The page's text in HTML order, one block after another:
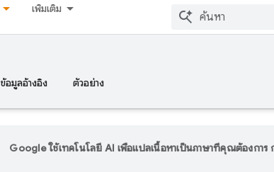
เพิ่มเติม
ข้อมูลอ้างอิง ตัวอย่าง
Google ใช้เทคโนโลยี AI เพื่อแปลเนื้อหาเป็นภาษาที่คุณต้องการ